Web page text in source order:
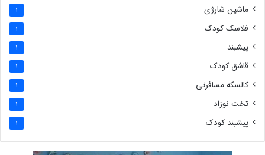
ماشین شارژی 1
فلاسک کودک 1
پیشبند 1
قاشق کودک 1
کالسکه مسافرتی 1
تخت نوزاد 1
پیشبند کودک 1